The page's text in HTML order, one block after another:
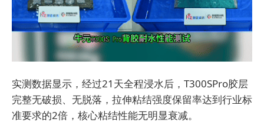
实测数据显示，经过21天全程浸水后， T300SPro胶层
完整无破损、无脱落，拉伸粘结强度保留率达到行业标
准要求的2倍，核心粘结性能无明显衰减。